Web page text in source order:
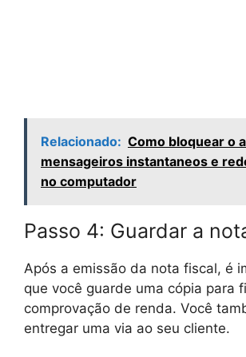
Relacionado: Como bloquear o
mensageiros instantaneos e
no computador
Passo 4: Guardar a
Após a emissão da nota fiscal, é
que você guarde uma cópia para
comprovação de renda. Você
entregar uma via ao seu cliente.